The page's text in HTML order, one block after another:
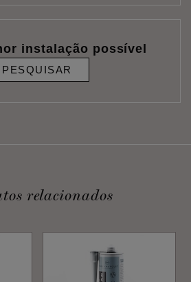
instalação possível
PESQUISAR
relacionados